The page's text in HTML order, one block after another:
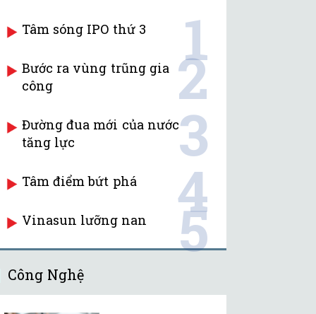
Tâm sóng IPO thứ 3 1
Bước ra vùng trũng gia
công
2
Đường đua mới của nước
tăng lực
3
Tâm điểm bứt phá 4
Vinasun lưỡng nan 5
Công Nghệ